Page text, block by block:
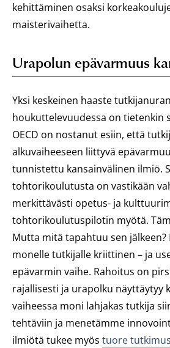
kehittäminen osaksi
maisterivaihetta.
Urapolun epävarmuus
Yksi keskeinen haaste tutkijanuran
houkuttelevuudessa on tietenkin
OECD on nostanut esiin, että
alkuvaiheeseen liittyvä
tunnistettu kansainvälinen ilmiö.
tohtorikoulutusta on vastikään
merkittävästi opetus- ja
tohtorikoulutuspilotin myötä.
Mutta mitä tapahtuu sen jälkeen?
monelle tutkijalle kriittinen – ja
epävarmin vaihe. Rahoitus on
rajallisesti ja urapolku näyttäytyy
vaiheessa moni lahjakas tutkija
tehtäviin ja menetämme
ilmiötä tukee myös tuore